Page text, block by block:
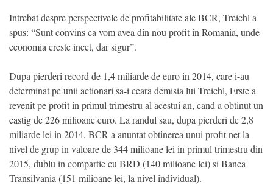
Intrebat despre perspectivele de profitabilitate ale BCR, Treichl a
spus: “Sunt convins ca vom avea din nou profit in Romania, unde
economia creste incet, dar sigur”.
Dupa pierderi record de 1,4 miliarde de euro in 2014, care i-au
determinat pe unii actionari sa-i ceara demisia lui Treichl, Erste a
revenit pe profit in primul trimestru al acestui an, cand a obtinut un
castig de 226 milioane euro. La randul sau, dupa pierderi de 2,8
miliarde lei in 2014, BCR a anuntat obtinerea unui profit net la
nivel de grup in valoare de 344 milioane lei in primul trimestru din
2015, dublu in compartie cu BRD (140 milioane lei) si Banca
Transilvania (151 milioane lei, la nivel individual).